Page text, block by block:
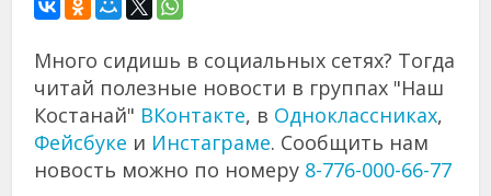
Много сидишь в социальных сетях? Тогда
читай полезные новости в группах "Наш
Костанай" ВКонтакте, в Одноклассниках,
Фейсбуке и Инстаграме. Сообщить нам
новость можно по номеру 8-776-000-66-77